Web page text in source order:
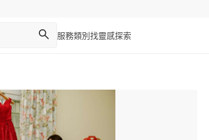
服務類別 找靈感探索